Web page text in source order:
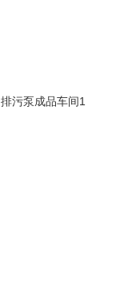
排污泵成品车间1